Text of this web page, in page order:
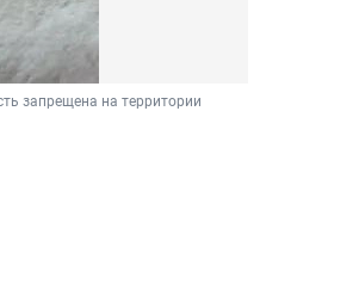
запрещена на территории